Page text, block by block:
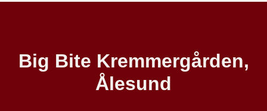
Big Bite Kremmergården,
Ålesund